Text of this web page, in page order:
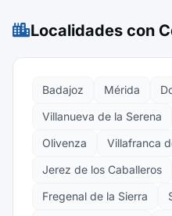
Localidades con
Badajoz Mérida
Villanueva de la Serena
Olivenza
Villafranca
Jerez de los Caballeros
Fregenal de la Sierra